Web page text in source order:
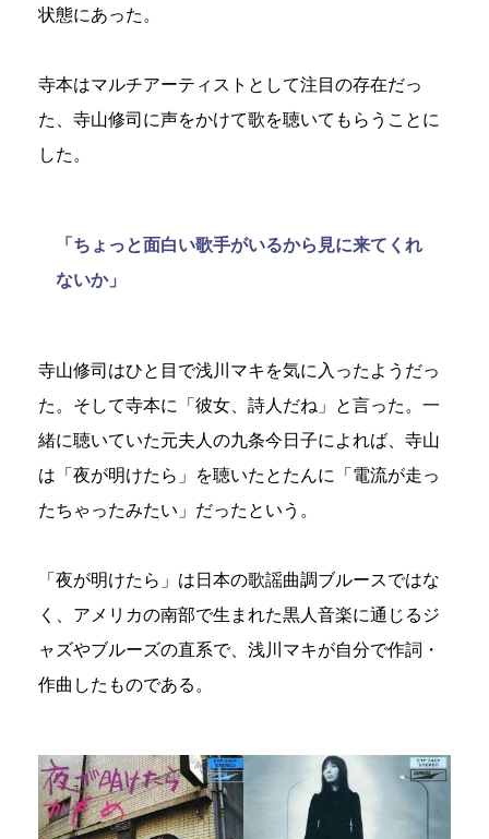
状態にあった。
寺本はマルチアーティストとして注目の存在だっ
た、寺山修司に声をかけて歌を聴いてもらうことに
した。
「ちょっと面白い歌手がいるから見に来てくれ
ないか」
寺山修司はひと目で浅川マキを気に入ったようだっ
た。そして寺本に「彼女、詩人だね」と言った。一
緒に聴いていた元夫人の九条今日子によれば、寺山
は「夜が明けたら」を聴いたとたんに「電流が走っ
たちゃったみたい」だったという。
「夜が明けたら」は日本の歌謡曲調ブルースではな
く、アメリカの南部で生まれた黒人音楽に通じるジ
ャズやブルーズの直系で、浅川マキが自分で作詞・
作曲したものである。